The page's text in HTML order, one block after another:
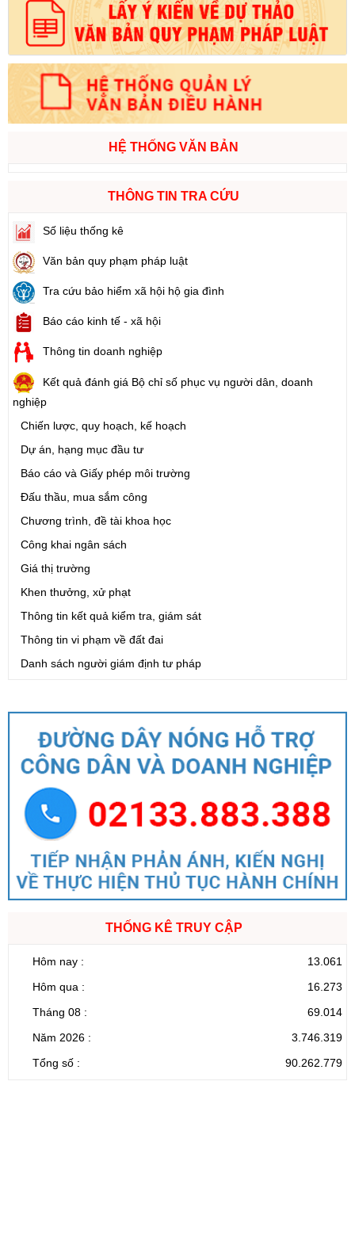
HỆ THỐNG VĂN BẢN
THÔNG TIN TRA CỨU
Số liệu thống kê
Văn bản quy phạm pháp luật
Tra cứu bảo hiểm xã hội hộ gia đình
Báo cáo kinh tế - xã hội
Thông tin doanh nghiệp
Kết quả đánh giá Bộ chỉ số phục vụ người dân, doanh
nghiệp
Chiến lược, quy hoạch, kế hoạch
Dự án, hạng mục đầu tư
Báo cáo và Giấy phép môi trường
Đấu thầu, mua sắm công
Chương trình, đề tài khoa học
Công khai ngân sách
Giá thị trường
Khen thưởng, xử phạt
Thông tin kết quả kiểm tra, giám sát
Thông tin vi phạm về đất đai
Danh sách người giám định tư pháp
THỐNG KÊ TRUY CẬP
Hôm nay :
13.061
Hôm qua :
16.273
Tháng 08 :
69.014
Năm 2026 :
3.746.319
Tổng số :
90.262.779